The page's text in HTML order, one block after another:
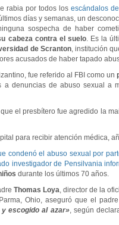
rabia por todos losescándalos
días y semanas, un
sospecha de haber
cabeza contra el suelo. Es la
de Scranton, institución
acusados de haber tapado
fue referido al FBI como un
denuncias de abuso sexual a
el presbítero fue agredido la
para recibir atención médica,
condenó el abuso sexual por
investigador de Pensilvania
durante los últimos 70 años.
Thomas Loya, director de la
Ohio, aseguró que el
escogido al azar», según